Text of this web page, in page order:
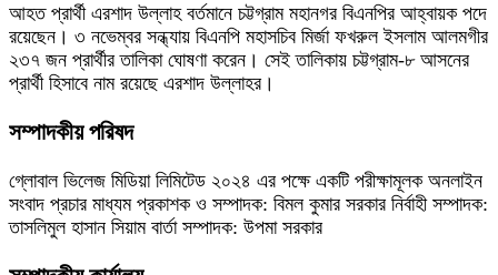
আহত প্রার্থী এরশাদ উল্লাহ বর্তমানে চট্টগ্রাম মহানগর বিএনপির আহ্বায়ক পদে
রয়েছেন। ৩ নভেম্বর সন্ধ্যায় বিএনপি মহাসচিব মির্জা ফখরুল ইসলাম আলমগীর
২৩৭ জন প্রার্থীর তালিকা ঘোষণা করেন। সেই তালিকায় চট্টগ্রাম-৮ আসনের
প্রার্থী হিসাবে নাম রয়েছে এরশাদ উল্লাহর।
সম্পাদকীয় পরিষদ
গ্লোবাল ভিলেজ মিডিয়া লিমিটেড ২০২৪ এর পক্ষে একটি পরীক্ষামূলক অনলাইন
সংবাদ প্রচার মাধ্যম প্রকাশক ও সম্পাদক: বিমল কুমার সরকার নির্বাহী সম্পাদক:
তাসলিমুল হাসান সিয়াম বার্তা সম্পাদক: উপমা সরকার